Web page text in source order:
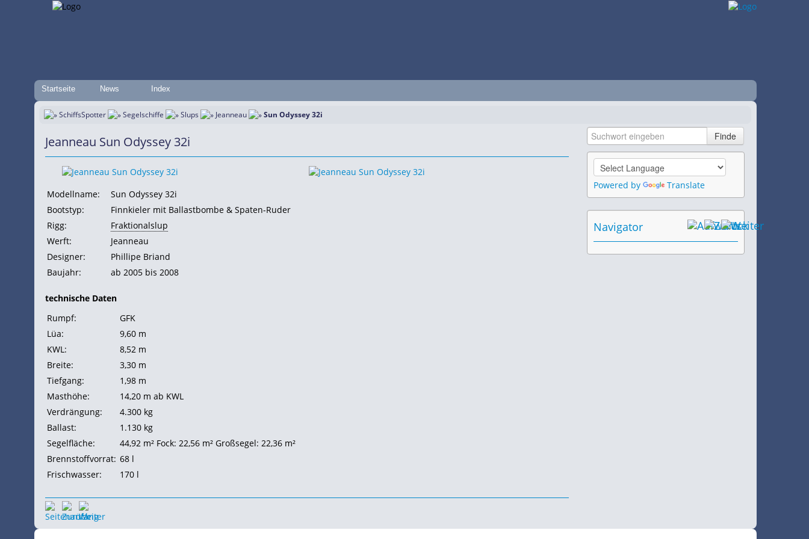
Startseite News Index
SchiffsSpotter Segelschiffe Slups Jeanneau Sun Odyssey 32i
Jeanneau Sun Odyssey 32i
Modellname:
Sun Odyssey 32i
Bootstyp:
Finnkieler mit Ballastbombe & Spaten-Ruder
Rigg:
Fraktionalslup
Werft:
Jeanneau
Designer:
Phillipe Briand
Baujahr:
ab 2005 bis 2008
technische Daten
Rumpf:
GFK
Lüa:
9,60 m
KWL:
8,52 m
Breite:
3,30 m
Tiefgang:
1,98 m
Masthöhe:
14,20 m ab KWL
Verdrängung:
4.300 kg
Ballast:
1.130 kg
Segelfläche:
44,92 m² Fock: 22,56 m² Großsegel: 22,36 m²
Brennstoffvorrat: 68 l
Frischwasser:
170 l
Powered by Translate
Navigator